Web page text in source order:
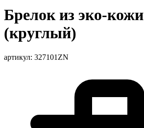
Брелок из эко-кожи
(круглый)
артикул: 327101ZN